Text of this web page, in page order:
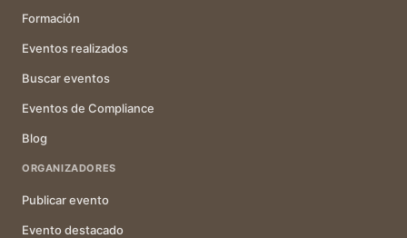
Formación
Eventos realizados
Buscar eventos
Eventos de Compliance
Blog
ORGANIZADORES
Publicar evento
Evento destacado